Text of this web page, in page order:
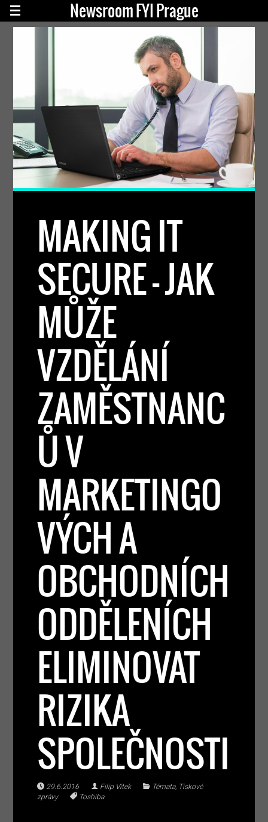
Newsroom FYI Prague
MAKING IT
SECURE – JAK
MŮŽE
VZDĚLÁNÍ
ZAMĚSTNANC
Ů V
MARKETINGO
VÝCH A
OBCHODNÍCH
ODDĚLENÍCH
ELIMINOVAT
RIZIKA
SPOLEČNOSTI
29.6.2016 Filip Vítek Témata, Tiskové
zprávy
Toshiba